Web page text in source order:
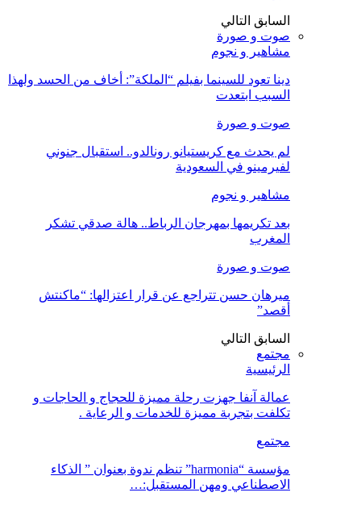
السابق التالي
صوت و صورة
مشاهير و نجوم
دينا تعود للسينما بفيلم “الملكة”: أخاف من الحسد ولهذا
السبب ابتعدت
صوت و صورة
لم يحدث مع كريستيانو رونالدو.. استقبال جنوني
لفيرمينو في السعودية
مشاهير و نجوم
بعد تكريمها بمهرجان الرباط.. هالة صدقي تشكر
المغرب
صوت و صورة
ميرهان حسن تتراجع عن قرار اعتزالها: “ماكنتش
أقصد”
السابق التالي
مجتمع
الرئيسية
عمالة آنفا جهزت رحلة مميزة للحجاج و الحاجات و
تكلفت بتجربة مميزة للخدمات و الرعاية .
مجتمع
مؤسسة “harmonia” تنظم ندوة بعنوان ” الذكاء
الاصطناعي ومهن المستقبل:…